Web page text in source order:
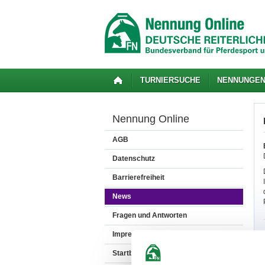
TURNIERSUCHE NENNUNGEN
Nennung Online
AGB
Datenschutz
Barrierefreiheit
News
Fragen und Antworten
Impressum
Startbereitschaft.online